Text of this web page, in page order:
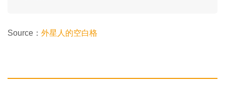
Source： 外星人的空白格